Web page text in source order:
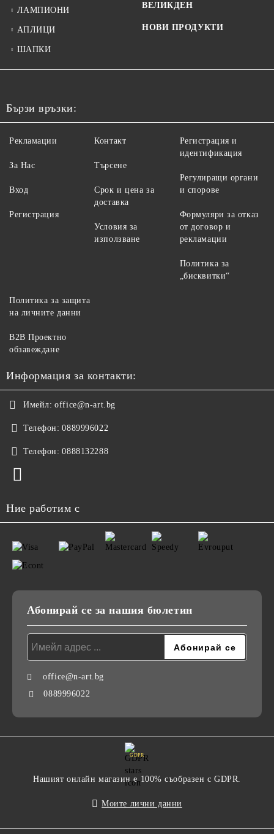
ЛАМПИОНИ
АПЛИЦИ
ШАПКИ
ВЕЛИКДЕН
НОВИ ПРОДУКТИ
Бързи връзки:
Рекламации
За Нас
Вход
Регистрация
Контакт
Търсене
Срок и цена за
доставка
Условия за
използване
Регистрация и
идентификация
Регулиращи органи
и спорове
Формуляри за отказ
от договор и
рекламации
Политика за
„бисквитки“
Политика за защита
на личните данни
B2B Проектно
обзавеждане
Информация за контакти:
Имейл: office@n-art.bg
Телефон: 0889996022
Телефон: 0888132288
Ние работим с
Абонирай се за нашия бюлетин
office@n-art.bg
0889996022
GDPR
Нашият онлайн магазин е 100% съобразен с GDPR.
Моите лични данни